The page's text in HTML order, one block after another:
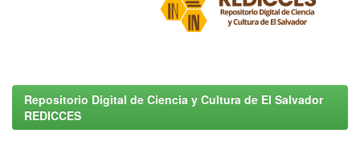
Repositorio Digital de Ciencia y Cultura de El Salvador
REDICCES